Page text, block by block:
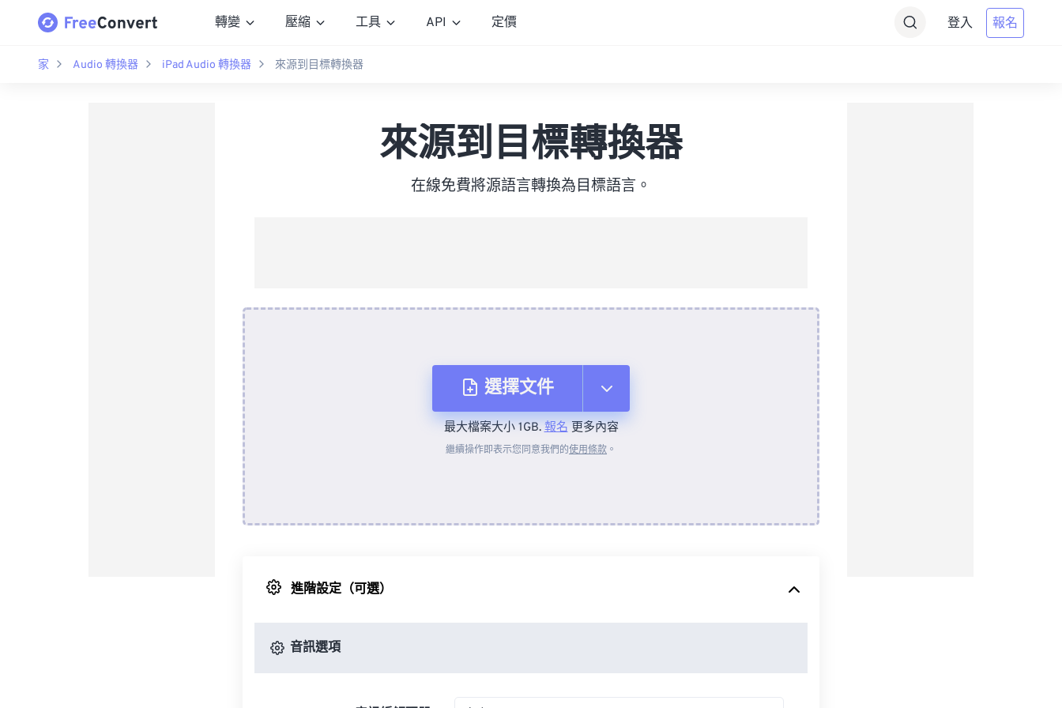
轉變 壓縮 工具 API 定價 登入 報名
家 Audio 轉換器 iPad Audio 轉換器 來源到目標轉換器
來源到目標轉換器
在線免費將源語言轉換為目標語言。
選擇文件
來自裝置
最大檔案大小 1GB.報名更多內容
繼續操作即表示您同意我們的使用條款 。
進階設定（可選）
音訊選項